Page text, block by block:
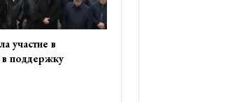
участие в
поддержку